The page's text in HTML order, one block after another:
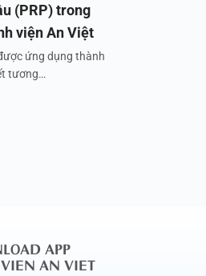
(PRP) trong
viện An Việt
ứng dụng thành
tương…
APP
AN VIET